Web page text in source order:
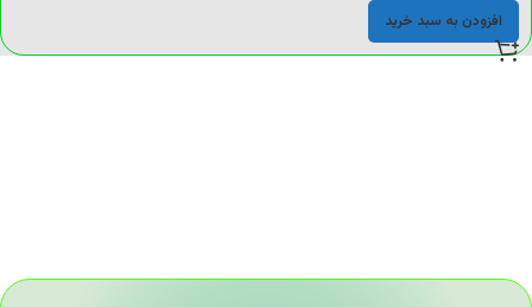
افزودن به سبد خرید